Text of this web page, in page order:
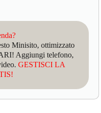
Minisito, ottimizzato
Aggiungi telefono,
GESTISCI LA